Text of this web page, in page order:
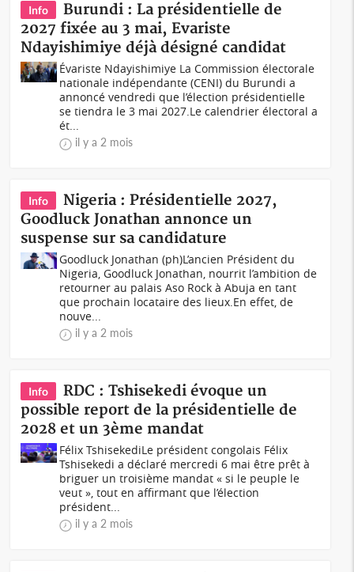
Info
Burundi : La présidentielle de
2027 fixée au 3 mai, Evariste
Ndayishimiye déjà désigné candidat
Évariste Ndayishimiye La Commission électorale
nationale indépendante (CENI) du Burundi a
annoncé vendredi que l’élection présidentielle
se tiendra le 3 mai 2027.Le calendrier électoral a
ét...
il y a 2 mois
Info
Nigeria : Présidentielle 2027,
Goodluck Jonathan annonce un
suspense sur sa candidature
Goodluck Jonathan (ph)L’ancien Président du
Nigeria, Goodluck Jonathan, nourrit l’ambition de
retourner au palais Aso Rock à Abuja en tant
que prochain locataire des lieux.En effet, de
nouve...
il y a 2 mois
Info
RDC : Tshisekedi évoque un
possible report de la présidentielle de
2028 et un 3ème mandat
Félix TshisekediLe président congolais Félix
Tshisekedi a déclaré mercredi 6 mai être prêt à
briguer un troisième mandat « si le peuple le
veut », tout en affirmant que l’élection
président...
il y a 2 mois